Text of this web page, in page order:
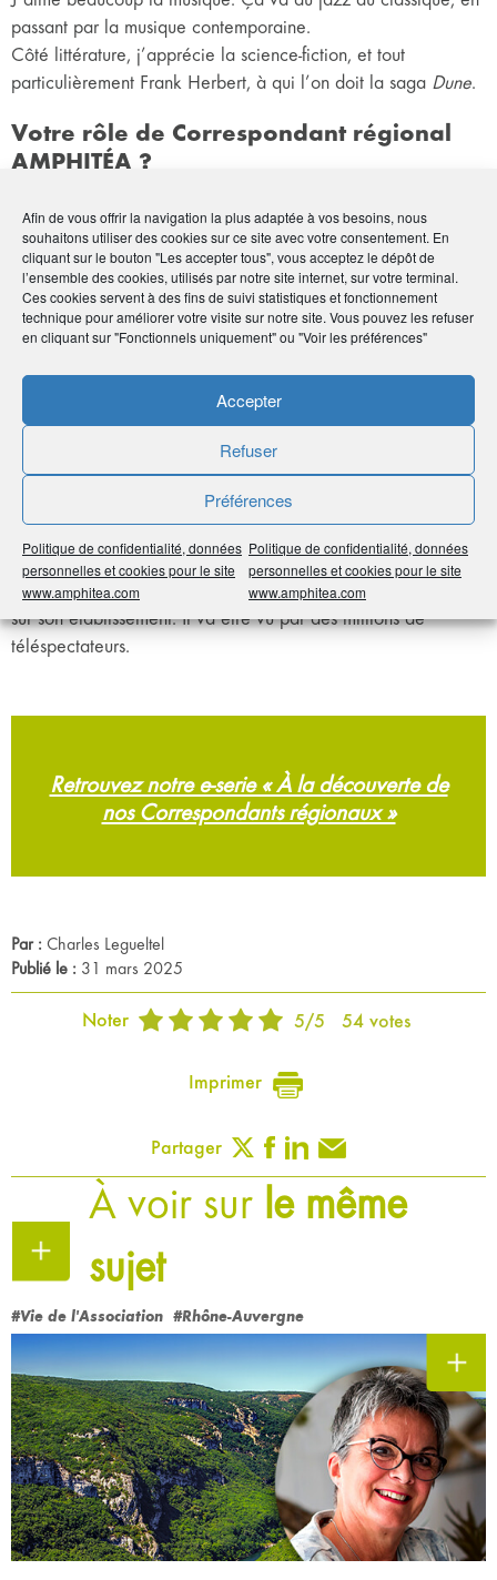
Afin de vous offrir la navigation la plus adaptée à vos besoins, nous
souhaitons utiliser des cookies sur ce site avec votre consentement. En
cliquant sur le bouton "Les accepter tous", vous acceptez le dépôt de
l’ensemble des cookies, utilisés par notre site internet, sur votre terminal.
Ces cookies servent à des fins de suivi statistiques et fonctionnement
technique pour améliorer votre visite sur notre site. Vous pouvez les refuser
en cliquant sur "Fonctionnels uniquement" ou "Voir les préférences"
Accepter
Refuser
Préférences
Politique de confidentialité, données
personnelles et cookies pour le site
www.amphitea.com
Politique de confidentialité, données
personnelles et cookies pour le site
www.amphitea.com
passant par la musique contemporaine.
Côté littérature, j’apprécie la science-fiction, et tout
particulièrement Frank Herbert, à qui l’on doit la saga Dune.
Votre rôle de Correspondant régional
AMPHITÉA ?
En rejoignant AMPHITÉA, en 2022, j’avais en tête de créer
des passerelles avec la FCPTS. Elles voient le jour, puisque
nous allons bientôt faire venir des professionnels de santé à
une soirée, pour leur parler de la retraite complémentaire. Si
cela marche, nous réitèrerons l’opération, pour aborder cette
fois-ci la prévoyance et le patrimoine.
Une anecdote en lien avec AMPHITÉA ?
Mon meilleur ami tient le café Authié, place Dupuy à
Toulouse. C’est là que j’ai rencontré Grégory Motte, chargé
de mission chez AMPHITÉA. Comme l’entretien s’était super
son café. La chance lui a effectivement souri, puisqu’une
grande chaîne de TV japonaise vient de faire un reportage
sur son établissement. Il va être vu par des millions de
téléspectateurs.
Retrouvez notre e-serie « À la découverte de
nos Correspondants régionaux »
Par : Charles Legueltel
Publié le : 31 mars 2025
Noter 5/5 54votes
Imprimer
Partager
À voir sur le même
sujet
#Vie de l'Association #Rhône-Auvergne